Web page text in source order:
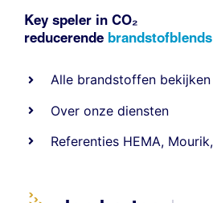
Key speler in CO₂
reducerende brandstofblends
Alle brandstoffen bekijken
Over onze diensten
Referenties HEMA, Mourik,